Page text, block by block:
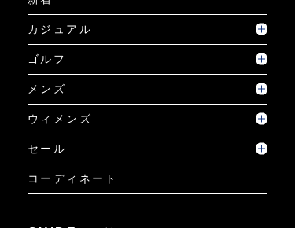
カジュアル
ゴルフ
メンズ
ウィメンズ
セール
コーディネート